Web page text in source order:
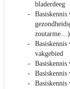
bladerdeeg
Basiskennis
vakgebied
Basiskennis
Basiskennis